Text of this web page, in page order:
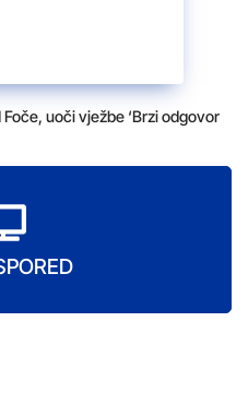
uoči vježbe ‘Brzi odgovor